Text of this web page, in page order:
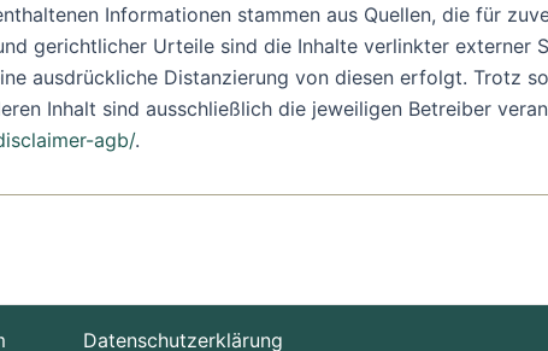
Informationen stammen aus Quellen, die für
gerichtlicher Urteile sind die Inhalte verlinkter externer
ausdrückliche Distanzierung von diesen erfolgt. Trotz
Inhalt sind ausschließlich die jeweiligen Betreiber
agb/.
Datenschutzerklärung